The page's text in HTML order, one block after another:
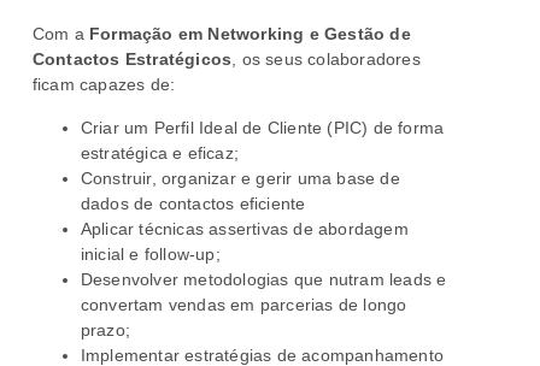
Com a Formação em Networking e Gestão de
Contactos Estratégicos , os seus colaboradores
ficamcapazes de:
Criar um Perfil Ideal de Cliente (PIC) de forma
estratégica e eficaz;
Construir, organizar e gerir uma base de
dados de contactos eficiente
Aplicar técnicas assertivas de abordagem
inicial e follow-up;
Desenvolver metodologias que nutram leads e
convertam vendas em parcerias de longo
prazo;
Implementar estratégias de acompanhamento